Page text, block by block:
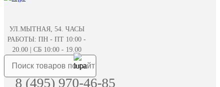
УЛ.МЫТНАЯ, 54. ЧАСЫ
РАБОТЫ: ПН - ПТ 10:00 -
20.00 | СБ 10:00 - 19.00
8 (495) 970-46-85